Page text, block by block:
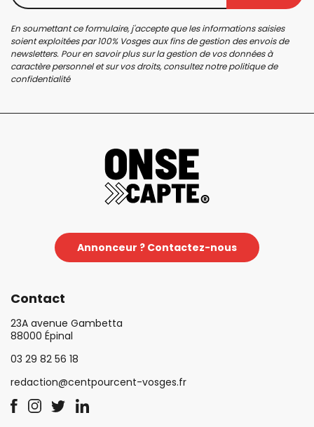
En soumettant ce formulaire, j'accepte que les informations saisies
soient exploitées par 100% Vosges aux fins de gestion des envois de
newsletters. Pour en savoir plus sur la gestion de vos données à
caractère personnel et sur vos droits, consultez notrepolitique de
confidentialité
Annonceur ? Contactez-nous
Contact
23A avenue Gambetta
88000 Épinal
03 29 82 56 18
redaction@centpourcent-vosges.fr